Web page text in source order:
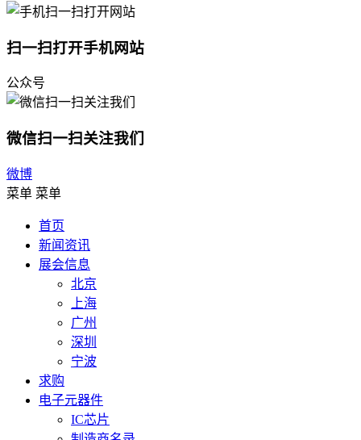
扫一扫打开手机网站
公众号
微信扫一扫关注我们
微博
菜单 菜单
首页
新闻资讯
展会信息
北京
上海
广州
深圳
宁波
求购
电子元器件
IC芯片